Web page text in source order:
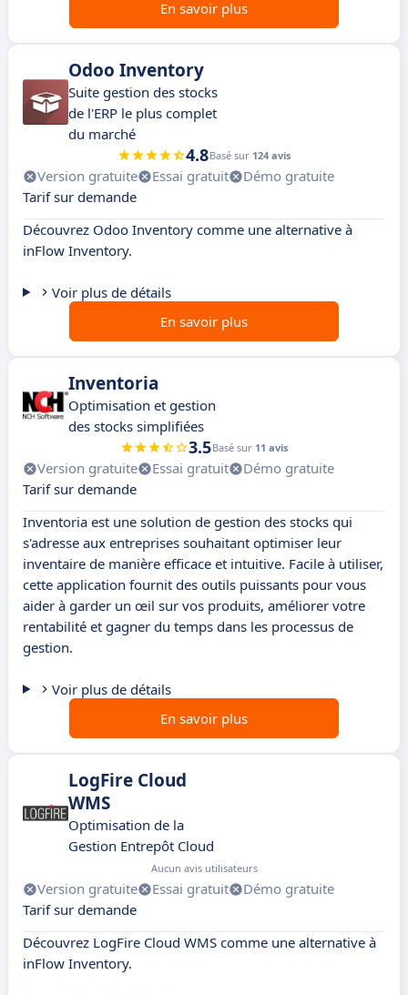
En savoir plus
Odoo Inventory
Suite gestion des stocks
de l'ERP le plus complet
du marché
4.8Basé sur 124 avis
Version gratuite Essai gratuit
Démo gratuite
Tarif sur demande
Découvrez Odoo Inventory comme une alternative à
inFlow Inventory.
Voir plus de détails
En savoir plus
Inventoria
Optimisation et gestion
des stocks simplifiées
3.5Basé sur 11 avis
Version gratuite Essai gratuit
Démo gratuite
Tarif sur demande
Inventoria est une solution de gestion des stocks qui
s'adresse aux entreprises souhaitant optimiser leur
inventaire de manière efficace et intuitive. Facile à utiliser,
cette application fournit des outils puissants pour vous
aider à garder un œil sur vos produits, améliorer votre
rentabilité et gagner du temps dans les processus de
gestion.
Voir plus de détails
En savoir plus
LogFire Cloud
WMS
Optimisation de la
Gestion Entrepôt Cloud
Aucun avis utilisateurs
Version gratuite Essai gratuit
Démo gratuite
Tarif sur demande
Découvrez LogFire Cloud WMS comme une alternative à
inFlow Inventory.